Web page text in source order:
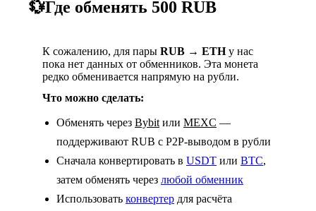
💱Где обменять 500 RUB
К сожалению, для пары RUB → ETHу нас
пока нет данных от обменников. Эта монета
редко обменивается напрямую на рубли.
Что можно сделать:
Обменять через Bybit или MEXC —
поддерживают RUB с P2P-выводом в рубли
Сначала конвертировать в USDT или BTC,
затем обменять через любой обменник
Использовать конвертер для расчёта